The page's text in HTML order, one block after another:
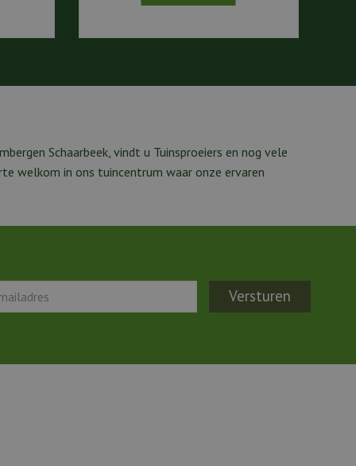
Schaarbeek, vindt u Tuinsproeiers en nog vele
welkom in ons tuincentrum waar onze ervaren